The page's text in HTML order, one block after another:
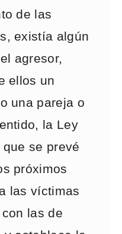
de las
existía algún
agresor,
ellos un
una pareja o
la Ley
se prevé
próximos
las víctimas
las de